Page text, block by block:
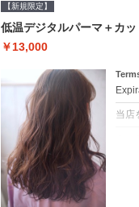
【新規限定】
低温デジタルパーマ＋カ
￥13,000
当店